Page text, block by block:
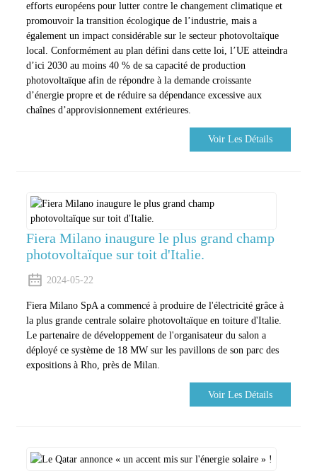
efforts européens pour lutter contre le changement climatique et
promouvoir la transition écologique de l’industrie, mais a
également un impact considérable sur le secteur photovoltaïque
local. Conformément au plan défini dans cette loi, l’UE atteindra
d’ici 2030 au moins 40 % de sa capacité de production
photovoltaïque afin de répondre à la demande croissante
d’énergie propre et de réduire sa dépendance excessive aux
chaînes d’approvisionnement extérieures.
Voir Les Détails
Fiera Milano inaugure le plus grand champ
photovoltaïque sur toit d'Italie.
2024-05-22
Fiera Milano SpA a commencé à produire de l'électricité grâce à
la plus grande centrale solaire photovoltaïque en toiture d'Italie.
Le partenaire de développement de l'organisateur du salon a
déployé ce système de 18 MW sur les pavillons de son parc des
expositions à Rho, près de Milan.
Voir Les Détails